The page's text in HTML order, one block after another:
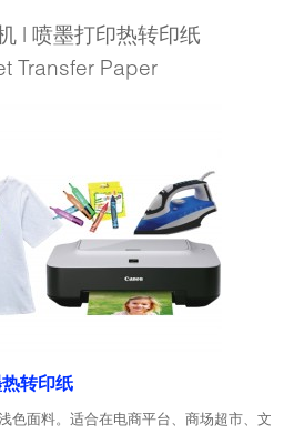
| 喷墨打印热转印纸
Transfer Paper
转印纸
色面料。适合在电商平台、商场超市、文